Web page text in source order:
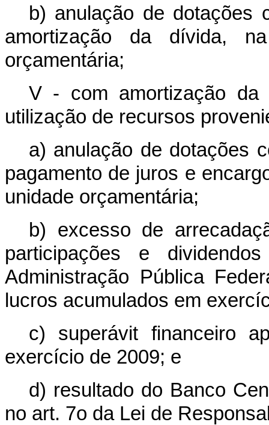
b) anulação de dotações
amortização da dívida,
orçamentária;
V - com amortização da
utilização de recursos
a) anulação de dotações
pagamento de juros e
unidade orçamentária;
b) excesso de
participações e
Administração Pública
lucros acumulados em
c) superávit financeiro
exercício de 2009; e
d) resultado do Banco
no art. 7o da Lei de